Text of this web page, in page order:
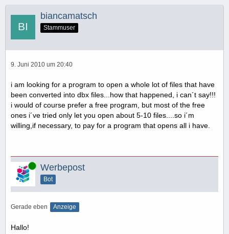
biancamatsch
Stammuser
9. Juni 2010 um 20:40
i am looking for a program to open a whole lot of files that have
been converted into dbx files...how that happened, i can´t say!!!
i would of course prefer a free program, but most of the free
ones i´ve tried only let you open about 5-10 files....so i´m
willing,if necessary, to pay for a program that opens all i have.
Online Werbepost
Bot
Gerade eben Anzeige
Hallo!